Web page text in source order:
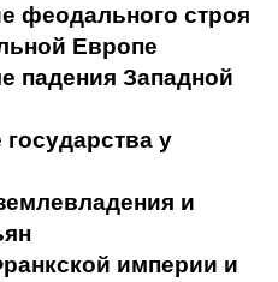
феодального строя
Европе
падения Западной
у
и
империи и